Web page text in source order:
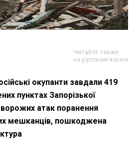
Читайте также
на русском языке
окупанти завдали 419
пунктах Запорізької
ворожих атак поранення
мешканців, пошкоджена